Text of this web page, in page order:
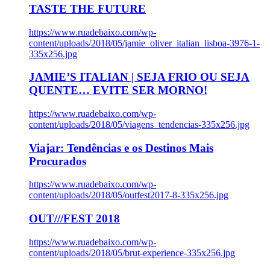
TASTE THE FUTURE
https://www.ruadebaixo.com/wp-
content/uploads/2018/05/jamie_oliver_italian_lisboa-3976-1-
335x256.jpg
JAMIE’S ITALIAN | SEJA FRIO OU SEJA
QUENTE… EVITE SER MORNO!
https://www.ruadebaixo.com/wp-
content/uploads/2018/05/viagens_tendencias-335x256.jpg
Viajar: Tendências e os Destinos Mais
Procurados
https://www.ruadebaixo.com/wp-
content/uploads/2018/05/outfest2017-8-335x256.jpg
OUT///FEST 2018
https://www.ruadebaixo.com/wp-
content/uploads/2018/05/brut-experience-335x256.jpg